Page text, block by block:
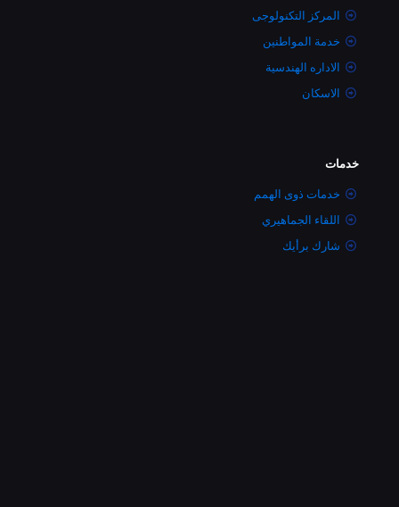
المركز التكنولوجى
خدمة المواطنين
الاداره الهندسية
الاسكان
خدمات
خدمات ذوى الهمم
اللقاء الجماهيري
شارك برأيك